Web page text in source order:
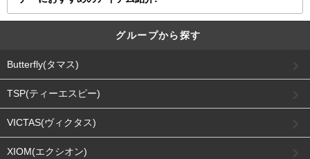
グループから探す
Butterfly(タマス)
TSP(ティーエスピー)
VICTAS(ヴィクタス)
XIOM(エクシオン)